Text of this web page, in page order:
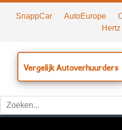
SnappCar AutoEurope
Hertz
Vergelijk Autoverhuurders